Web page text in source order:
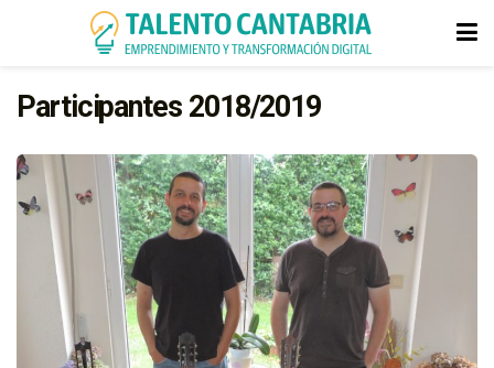
Participantes 2018/2019